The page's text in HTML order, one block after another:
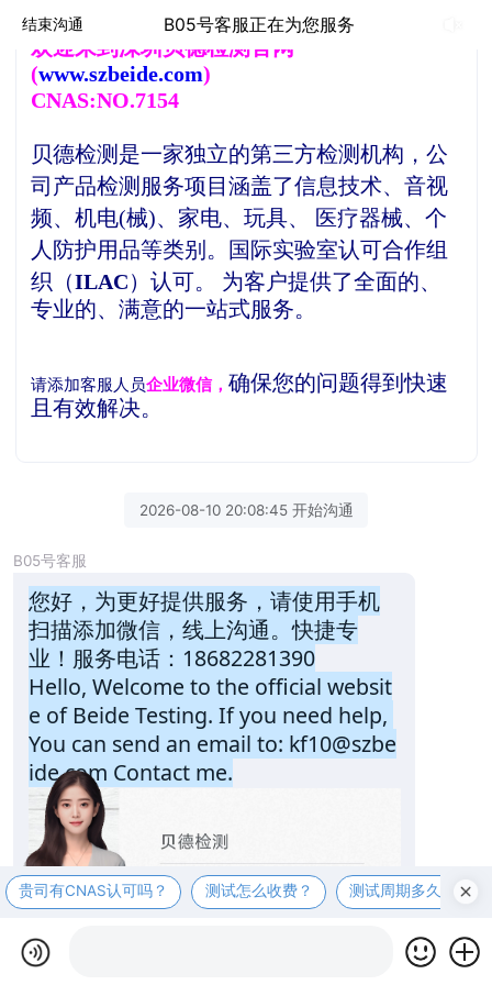
结束沟通 B05号客服正在为您服务
欢 迎来到深圳贝德检测官网
(www.szbeide.com)
CNAS:NO.7154
贝德检测是一家独立的第三方检测机构，公
司产品检测服务项目涵盖了信息技术、音视
频、机电(械)、家电、玩具、 医疗器械、个
人防护用品等类别。
国际实验室认可合作组
织（ILAC）认可。
为客户提供了全面的、
专业的、满意的一站式服务。
请添加客服人员企业微信，确保您的问题得到快速
且有效解决。
2026-08-10 20:08:45 开始沟通
B05号客服
您好，为更好提供服务，请使用手机
扫描添加微信，线上沟通。快捷专
业！服务电话：18682281390
Hello, Welcome to the official websit
e of Beide Testing. If you need help,
You can send an email to: kf10@szbe
ide.com Contact me.
贵司有CNAS认可吗？ 测试怎么收费？ 测试周期多久？